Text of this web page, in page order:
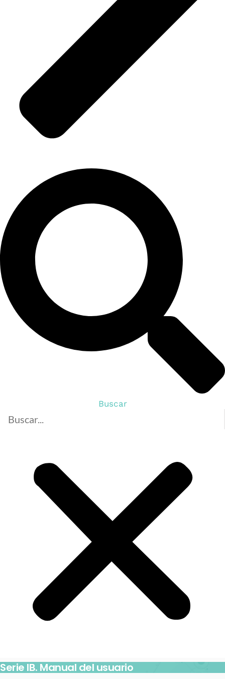
Buscar
Serie IB. Manual del usuario